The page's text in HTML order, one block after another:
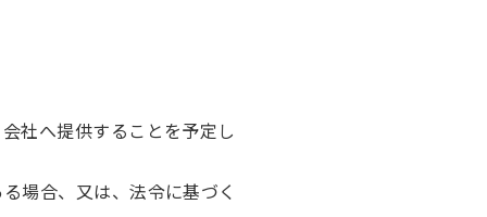
社へ提供することを予定し
場合、又は、法令に基づく